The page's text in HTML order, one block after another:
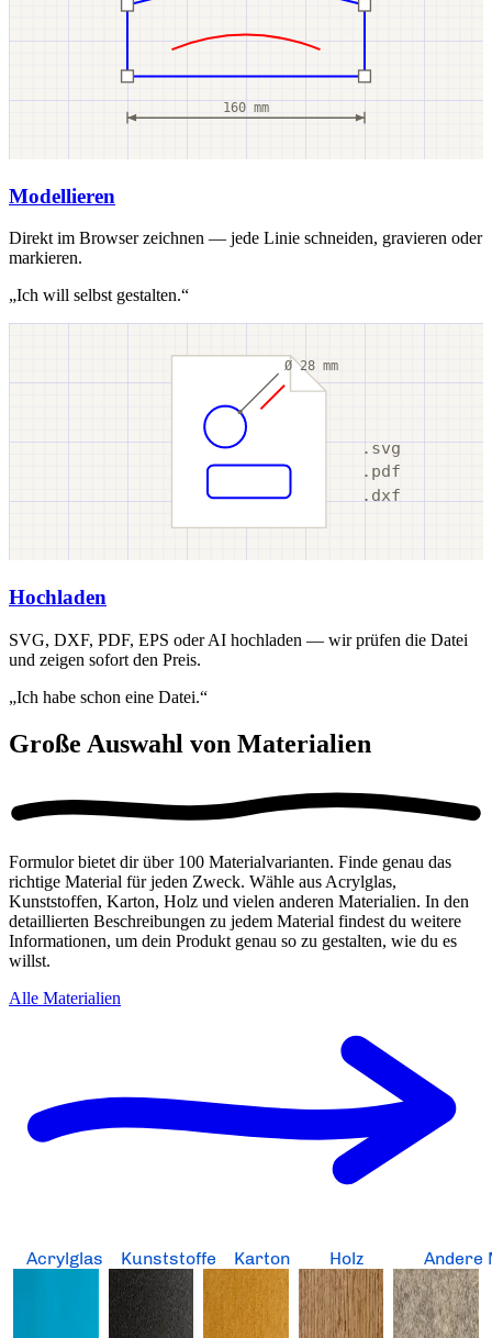
160 mm
Modellieren
Direkt im Browser zeichnen — jede Linie schneiden, gravieren oder
markieren.
„Ich will selbst gestalten.“
Ø 28 mm
.svg
.pdf
.dxf
Hochladen
SVG, DXF, PDF, EPS oder AI hochladen — wir prüfen die Datei
und zeigen sofort den Preis.
„Ich habe schon eine Datei.“
Große Auswahl von Materialien
Formulor bietet dir über 100 Materialvarianten. Finde genau das
richtige Material für jeden Zweck. Wähle aus Acrylglas,
Kunststoffen, Karton, Holz und vielen anderen Materialien. In den
detaillierten Beschreibungen zu jedem Material findest du weitere
Informationen, um dein Produkt genau so zu gestalten, wie du es
willst.
Alle Materialien
Acrylglas Kunststoffe Karton Holz Andere